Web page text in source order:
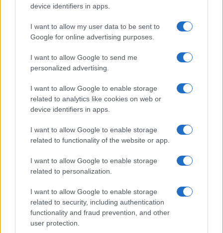
device identifiers in apps.
I want to allow my user data to be sent to
Google for online advertising purposes.
I want to allow Google to send me
personalized advertising.
I want to allow Google to enable storage
related to analytics like cookies on web or
device identifiers in apps.
I want to allow Google to enable storage
related to functionality of the website or app.
I want to allow Google to enable storage
related to personalization.
I want to allow Google to enable storage
related to security, including authentication
functionality and fraud prevention, and other
user protection.
Continua a leggere